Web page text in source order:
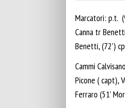
Marcatori: p.t.
Canna tr
Benetti, (72’)
Cammi
Picone ( capt),
Ferraro (51’